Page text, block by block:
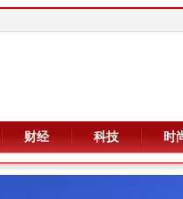
财经 科技 时